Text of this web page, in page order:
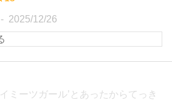
2025/12/26
ミーツガール’とあったからてっき